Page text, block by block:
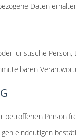
Daten
juristische
betroffenen Person
eindeutigen